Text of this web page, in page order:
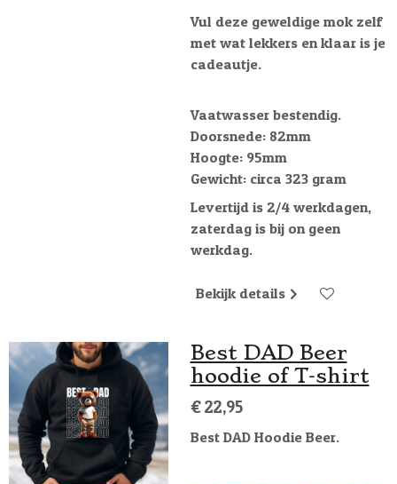
Vul deze geweldige mok zelf
met wat lekkers en klaar is je
cadeautje.
Vaatwasser bestendig.
Doorsnede: 82mm
Hoogte: 95mm
Gewicht: circa 323 gram
Levertijd is 2/4 werkdagen,
zaterdag is bij on geen
werkdag.
Bekijk details
Best DAD Beer
hoodie of T-shirt
€ 22,95
Best DAD Hoodie Beer.